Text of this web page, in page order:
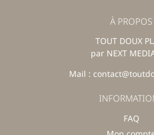
À PROPOS
TOUT DOUX
par NEXT
Mail :
FAQ